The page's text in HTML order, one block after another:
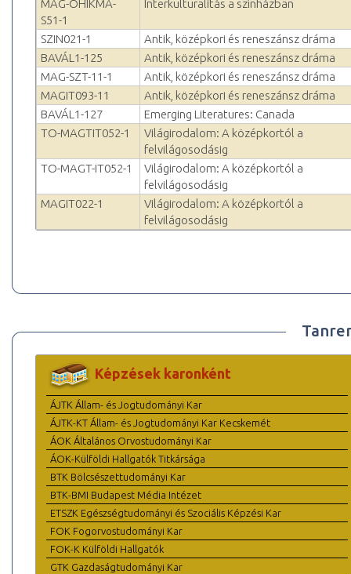
MAG-OHIKMA-
S51-1
Interkulturalitás a színházban
SZIN021-1
Antik, középkori és reneszánsz dráma
BAVÁL1-125
Antik, középkori és reneszánsz dráma
MAG-SZT-11-1
Antik, középkori és reneszánsz dráma
MAGIT093-11
Antik, középkori és reneszánsz dráma
BAVÁL1-127
Emerging Literatures: Canada
TO-MAGTIT052-1
Világirodalom: A középkortól a
felvilágosodásig
TO-MAGT-IT052-1
Világirodalom: A középkortól a
felvilágosodásig
MAGIT022-1
Világirodalom: A középkortól a
felvilágosodásig
Képzések karonként
ÁJTK Állam- és Jogtudományi Kar
ÁJTK-KT Állam- és Jogtudományi Kar Kecskemét
ÁOK Általános Orvostudományi Kar
ÁOK-Külföldi Hallgatók Titkársága
BTK Bölcsészettudományi Kar
BTK-BMI Budapest Média Intézet
ETSZK Egészségtudományi és Szociális Képzési Kar
FOK Fogorvostudományi Kar
FOK-K Külföldi Hallgatók
GTK Gazdaságtudományi Kar